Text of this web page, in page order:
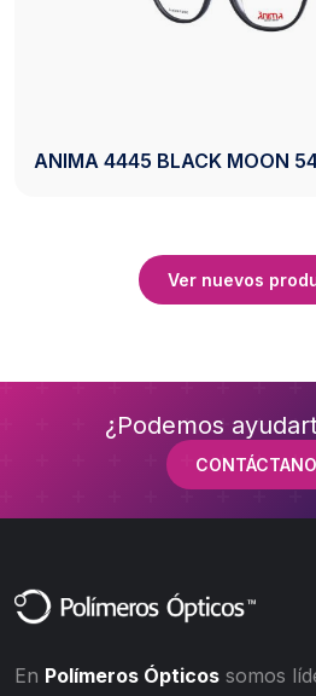
AXESS
Ver nuevos
¿Podemos
En Polímeros Ópticos somos